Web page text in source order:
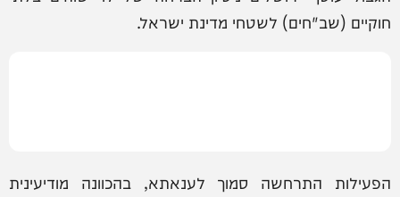
חוקיים (שב"חים) לשטחי מדינת ישראל.
הפעילות התרחשה סמוך לענאתא, בהכוונה מודיעינית